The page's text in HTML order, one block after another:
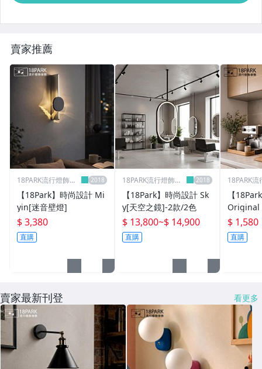
賣家推薦
18PARK流行燈飾傢
【18Park】時尚設計 Mi
yin[迷音壁燈]
$ 3,380
直購
18PARK流行燈飾傢
【18Park】時尚設計 Sk
y[天空之鏡]-2款/2色
$ 13,800~$ 14,900
直購
18PARK
【
Original
ght [原
$ 1,580
直購
賣家最新刊登 看更多